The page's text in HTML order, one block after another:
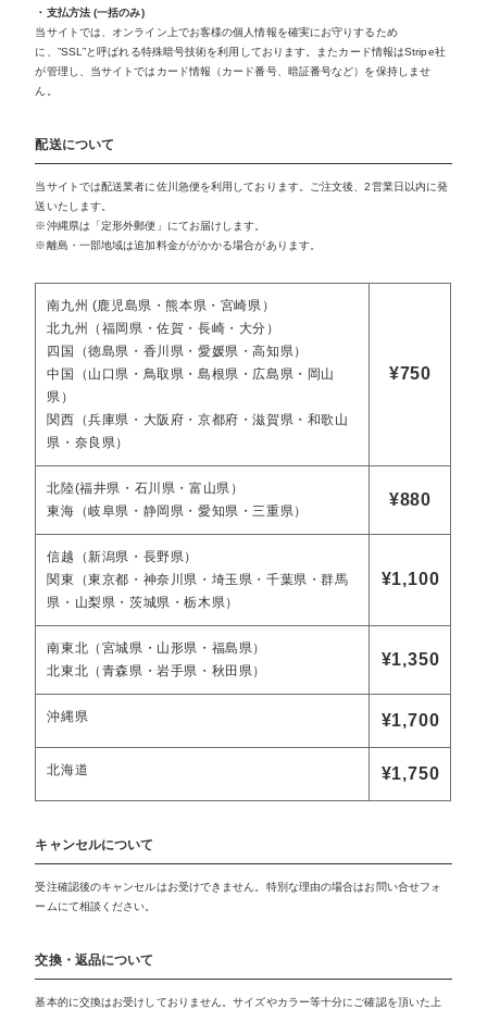
・支払方法 (一括のみ)
当サイトでは、オンライン上でお客様の個人情報を確実にお守りするため
に、”SSL”と呼ばれる特殊暗号技術を利用しております。またカード情報はStripe社
が管理し、当サイトではカード情報（カード番号、暗証番号など）を保持しませ
ん。
配送について
当サイトでは配送業者に佐川急便を利用しております。ご注文後、2営業日以内に発
送いたします。
※沖縄県は「定形外郵便」にてお届けします。
※離島・一部地域は追加料金ががかかる場合があります。
南九州 (鹿児島県・熊本県・宮崎県）
北九州（福岡県・佐賀・長崎・大分）
四国（徳島県・香川県・愛媛県・高知県）
中国（山口県・鳥取県・島根県・広島県・岡山
県）
関西（兵庫県・大阪府・京都府・滋賀県・和歌山
県・奈良県）
¥750
北陸(福井県・石川県・富山県）
東海（岐阜県・静岡県・愛知県・三重県）
¥880
信越（新潟県・長野県）
関東（東京都・神奈川県・埼玉県・千葉県・群馬
県・山梨県・茨城県・栃木県）
¥1,100
南東北（宮城県・山形県・福島県）
北東北（青森県・岩手県・秋田県）
¥1,350
沖縄県 ¥1,700
北海道 ¥1,750
キャンセルについて
受注確認後のキャンセルはお受けできません。特別な理由の場合はお問い合せフォ
ームにて相談ください。
交換・返品について
基本的に交換はお受けしておりません。サイズやカラー等十分にご確認を頂いた上